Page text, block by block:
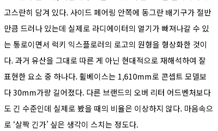
고스란히 담겨 있다. 사이드 페어링 안쪽에 동그란 배기구가 절반
만큼 드러나 있는데 실제로 라디에이터의 열기가 빠져나갈 수 있
는 통로이면서 럭키 익스플로러의 로고의 원형을 형상화한 것이
다. 과거 유산을 그대로 따른 게 아닌 현대적으로 재해석하여 잘
표현한 요소 중 하나다. 휠베이스는 1,610mm로 콘셉트 모델보
다 30mm가량 길어졌다. 다른 브랜드의 오버 리터 어드벤처보다
도 긴 수준인데 실제로 봤을 때의 비율은 이상하지 않다. 마음속으
로 ‘살짝 긴가’ 싶은 생각이 스치는 정도다.